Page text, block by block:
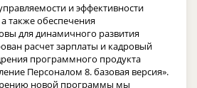
и эффективности
также обеспечения
для динамичного развития
расчет зарплаты и кадровый
программного продукта
Персоналом 8. базовая версия».
новой программы мы